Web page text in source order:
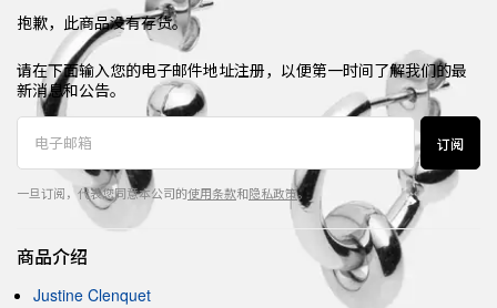
抱歉，此商品没有存货。
请在下面输入您的电子邮件地址注册，以便第一时间了解我们的最
新消息和公告。
订阅
一旦订阅，代表您同意本公司的使用条款和隐私政策。
商品介绍
Justine Clenquet